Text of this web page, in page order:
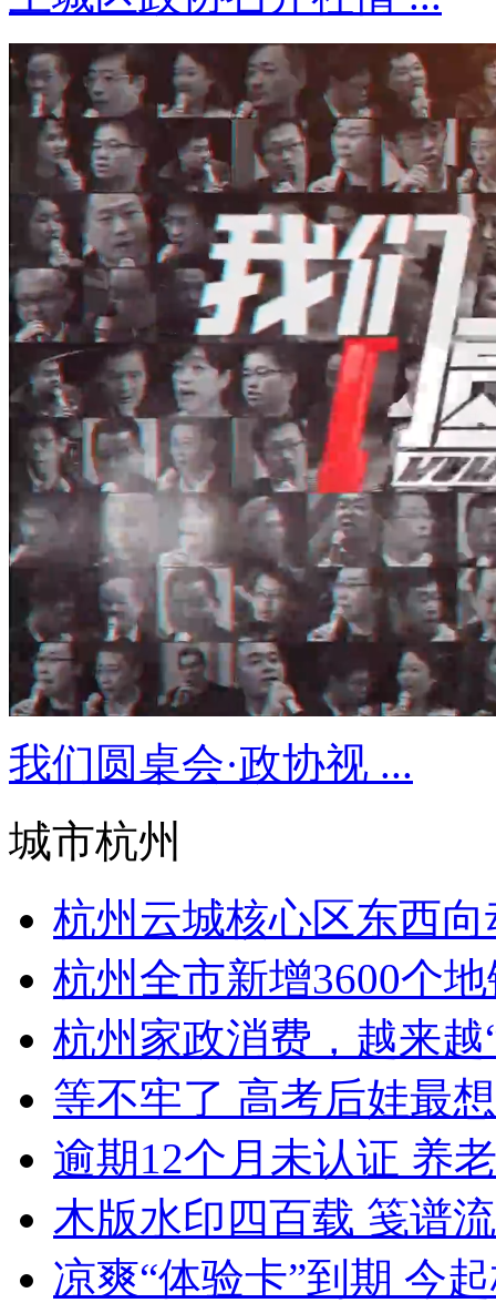
我们圆桌会·政协视 ...
城市杭州
杭州云城核心区东西
杭州全市新增3600个
杭州家政消费，越来越
等不牢了 高考后娃最
逾期12个月未认证 养
木版水印四百载 笺谱
凉爽“体验卡”到期 今